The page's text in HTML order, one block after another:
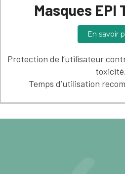
Masques EPI
En savoir
Protection de l’utilisateur
toxicité.
Temps d’utilisation